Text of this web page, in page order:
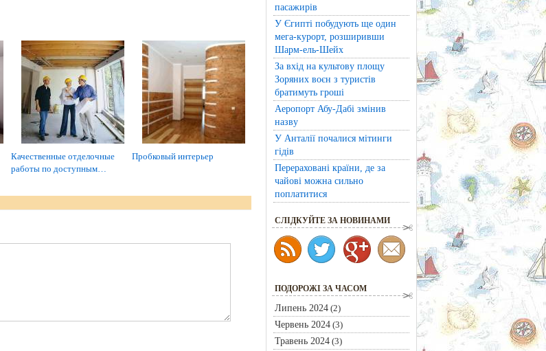
Качественные отделочные
работы по доступным…
Пробковый интерьер
пасажирів
У Єгипті побудують ще один
мега-курорт, розширивши
Шарм-ель-Шейх
За вхід на культову площу
Зоряних воєн з туристів
братимуть гроші
Аеропорт Абу-Дабі змінив
назву
У Анталії почалися мітинги
гідів
Перераховані країни, де за
чайові можна сильно
поплатитися
CЛІДКУЙТЕ ЗА НОВИНАМИ
ПОДОРОЖІ ЗА ЧАСОМ
Липень 2024(2)
Червень 2024(3)
Травень 2024(3)